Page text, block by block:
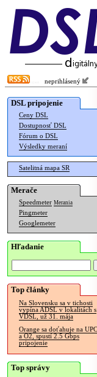
neprihlásený
DSL pripojenie
Ceny DSL
Dostupnosť DSL
Fórum o DSL
Výsledky meraní
Satelitná mapa SR
Merače
Speedmeter Merania
Pingmeter
Googlemeter
Hľadanie
Top články
Na Slovensku sa v tichosti
vypína ADSL v lokalitách s
VDSL, už 31. mája
Orange sa doťahuje na UPC
a O2, spustí 2.5 Gbps
pripojenie
Top správy